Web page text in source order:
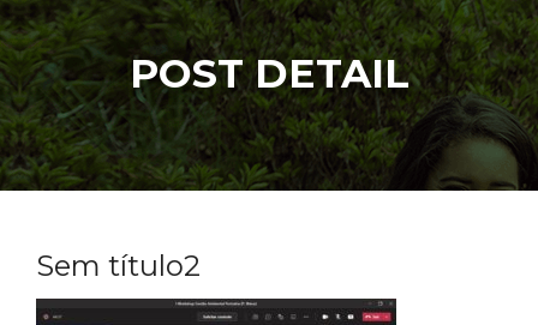
POST DETAIL
Sem título2